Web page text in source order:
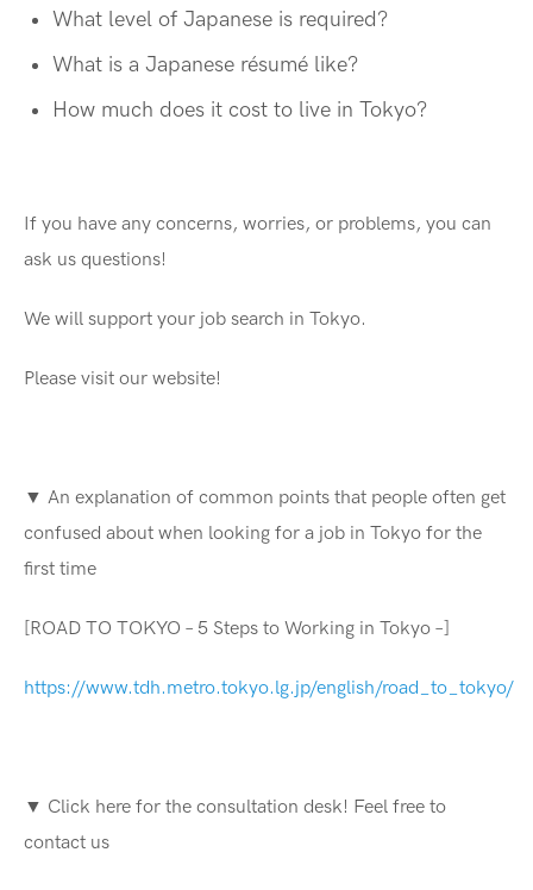
What level of Japanese is required?
What is a Japanese résumé like?
How much does it cost to live in Tokyo?
If you have any concerns, worries, or problems, you can
ask us questions!
We will support your job search in Tokyo.
Please visit our website!
▼ An explanation of common points that people often get
confused about when looking for a job in Tokyo for the
first time
[ROAD TO TOKYO – 5 Steps to Working in Tokyo –]
https://www.tdh.metro.tokyo.lg.jp/english/road_to_tokyo/
▼ Click here for the consultation desk! Feel free to
contact us